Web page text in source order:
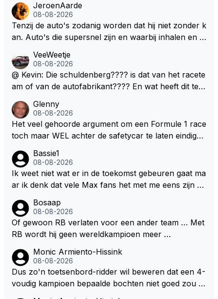
en zullen ben ik bang niet het gewenste effect hebb
en. Mocht het wel zo zijn dan zal het 3 jaar zijn, hoo
guit 5 jaar maar echt niet langer. Vergeet niet, hij hee
em meer plezier gebracht dan de F1 op dit moment.
JeroenAarde
08-08-2026
Tenzij de auto's zodanig worden dat hij niet zonder k
an. Auto's die supersnel zijn en waarbij inhalen en v
ronkende motoren en op de grenzen rijden van de
mogelijkheden. Het ouderwetse racen waarbij de ma
nnen en jongens verdeeld worden. Als deze auto's g
uden dan dat hij op dit moment beweerd. Dan kan hij
zijn talenten en uitzonderlijke klasse laten zien en he
eft daar enorm veel lol aan.
VeeWeetje
08-08-2026
@ Kevin: Die schuldenberg???? is dat van het racete
am of van de autofabrikant???? En wat heeft dit te
ert nu de spindoctor van newey geworden?? Eerlijk
gezegd snap ik de de kop én het artikel niet echt.
Glenny
08-08-2026
Het veel gehoorde argument om een Formule 1 race
toch maar WEL achter de safetycar te laten eindigen
dat men vreest voor een brandstof tekort. Kennelijk
rijden de teams met tot op de liter afgemeten peut...
Bassie1
08-08-2026
Ik weet niet wat er in de toekomst gebeuren gaat ma
ar ik denk dat vele Max fans het met me eens zijn da
zijn als Alonso samen met Max ergens in een vieren
twings uur race samen in een team zouden zitten. D
eze 2 coureurs zouden een fantastisch affiche zijn v
Bosaap
08-08-2026
Of gewoon RB verlaten voor een ander team … Met
RB wordt hij geen wereldkampioen meer …
Monic Armiento-Hissink
08-08-2026
Dus zo'n toetsenbord-ridder wil beweren dat een 4-
voudig kampioen bepaalde bochten niet goed zou n